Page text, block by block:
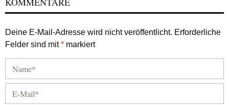
Deine E-Mail-Adresse wird nicht veröffentlicht. Erforderliche
Felder sind mit* markiert